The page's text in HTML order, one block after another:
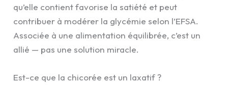
qu’elle contient favorise la satiété et peut
contribuer à modérer la glycémie selon l’EFSA.
Associée à une alimentation équilibrée, c’est un
allié — pas une solution miracle.
Est-ce que la chicorée est un laxatif ?